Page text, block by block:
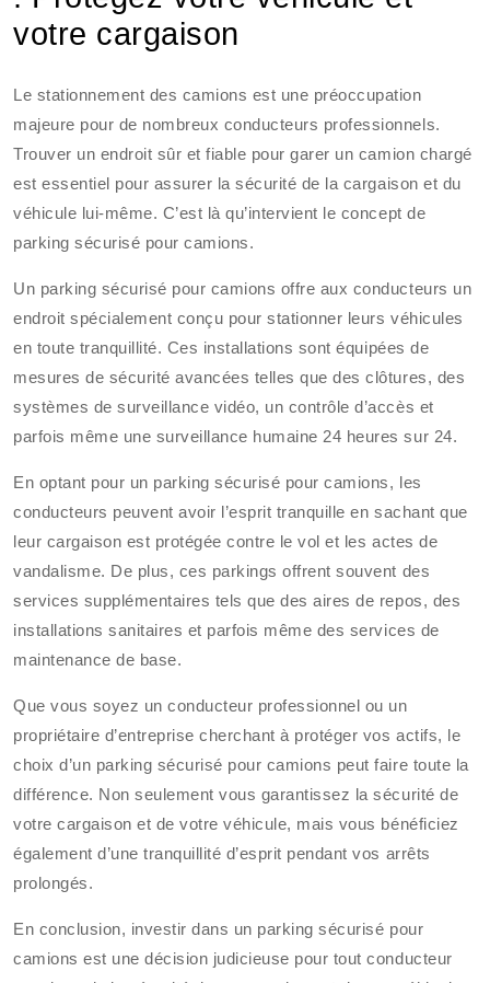
votre cargaison
Le stationnement des camions est une préoccupation
majeure pour de nombreux conducteurs professionnels.
Trouver un endroit sûr et fiable pour garer un camion chargé
est essentiel pour assurer la sécurité de la cargaison et du
véhicule lui-même. C’est là qu’intervient le concept de
parking sécurisé pour camions.
Un parking sécurisé pour camions offre aux conducteurs un
endroit spécialement conçu pour stationner leurs véhicules
en toute tranquillité. Ces installations sont équipées de
mesures de sécurité avancées telles que des clôtures, des
systèmes de surveillance vidéo, un contrôle d’accès et
parfois même une surveillance humaine 24 heures sur 24.
En optant pour un parking sécurisé pour camions, les
conducteurs peuvent avoir l’esprit tranquille en sachant que
leur cargaison est protégée contre le vol et les actes de
vandalisme. De plus, ces parkings offrent souvent des
services supplémentaires tels que des aires de repos, des
installations sanitaires et parfois même des services de
maintenance de base.
Que vous soyez un conducteur professionnel ou un
propriétaire d’entreprise cherchant à protéger vos actifs, le
choix d’un parking sécurisé pour camions peut faire toute la
différence. Non seulement vous garantissez la sécurité de
votre cargaison et de votre véhicule, mais vous bénéficiez
également d’une tranquillité d’esprit pendant vos arrêts
prolongés.
En conclusion, investir dans un parking sécurisé pour
camions est une décision judicieuse pour tout conducteur